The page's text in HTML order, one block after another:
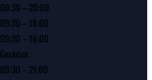
09:30 – 20:00
09:30 – 18:00
09:30 – 16:00
Gesloten
09:30 – 21:00